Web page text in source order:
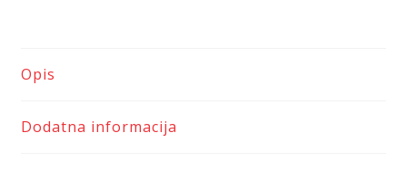
Opis
Dodatna informacija